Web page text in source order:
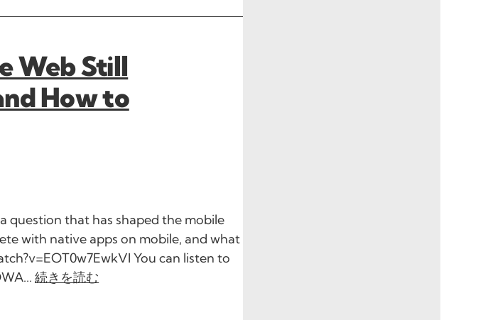
Web Still
How to
question that has shaped the mobile
with native apps on mobile, and what
You can listen to
続きを読む